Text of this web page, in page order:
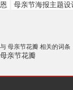
恩
母亲节海报主题设
与 母亲节花瓣 相关的词条
母亲节花瓣